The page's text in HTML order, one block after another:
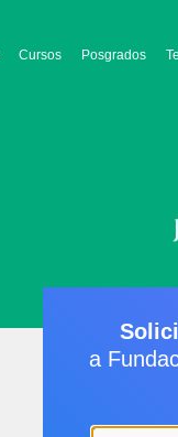
Cursos Posgrados
a